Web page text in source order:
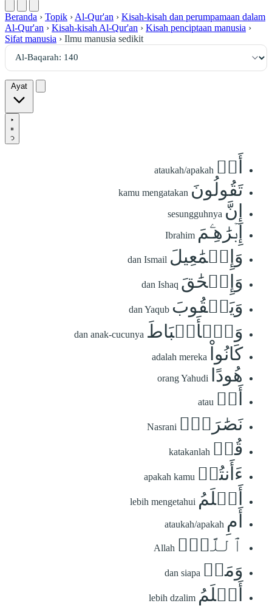
Beranda › Topik › Al-Qur'an › Kisah-kisah dan perumpamaan dalam
Al-Qur'an › Kisah-kisah Al-Qur'an › Kisah penciptaan manusia ›
Sifat manusia › Ilmu manusia sedikit
Ayat
أَمۡ ataukah/apakah
تَقُولُونَ kamu mengatakan
إِنَّ sesungguhnya
إِبۡرَٰهِـۧمَ Ibrahim
وَإِسۡمَٰعِيلَ dan Ismail
وَإِسۡحَٰقَ dan Ishaq
وَيَعۡقُوبَ dan Yaqub
وَٱلۡأَسۡبَاطَ dan anak-cucunya
كَانُواْ adalah mereka
هُودًا orang Yahudi
أَوۡ atau
نَصَٰرَىٰۗ Nasrani
قُلۡ katakanlah
ءَأَنتُمۡ apakah kamu
أَعۡلَمُ lebih mengetahui
أَمِ ataukah/apakah
ٱللَّهُۗ Allah
وَمَنۡ dan siapa
أَظۡلَمُ lebih dzalim